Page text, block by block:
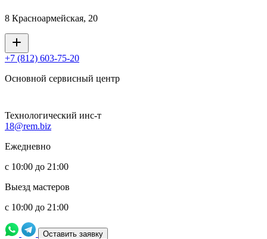
8 Красноармейская, 20
+7 (812) 603-75-20
Основной сервисный центр
Технологический инс-т
18@rem.biz
Ежедневно
с 10:00 до 21:00
Выезд мастеров
с 10:00 до 21:00
Оставить заявку